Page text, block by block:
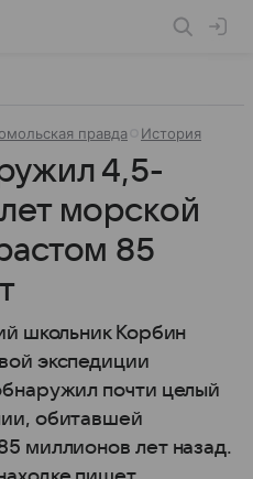
правда История
4,5-
морской
85
школьник Корбин
экспедиции
почти целый
обитавшей
миллионов лет назад.